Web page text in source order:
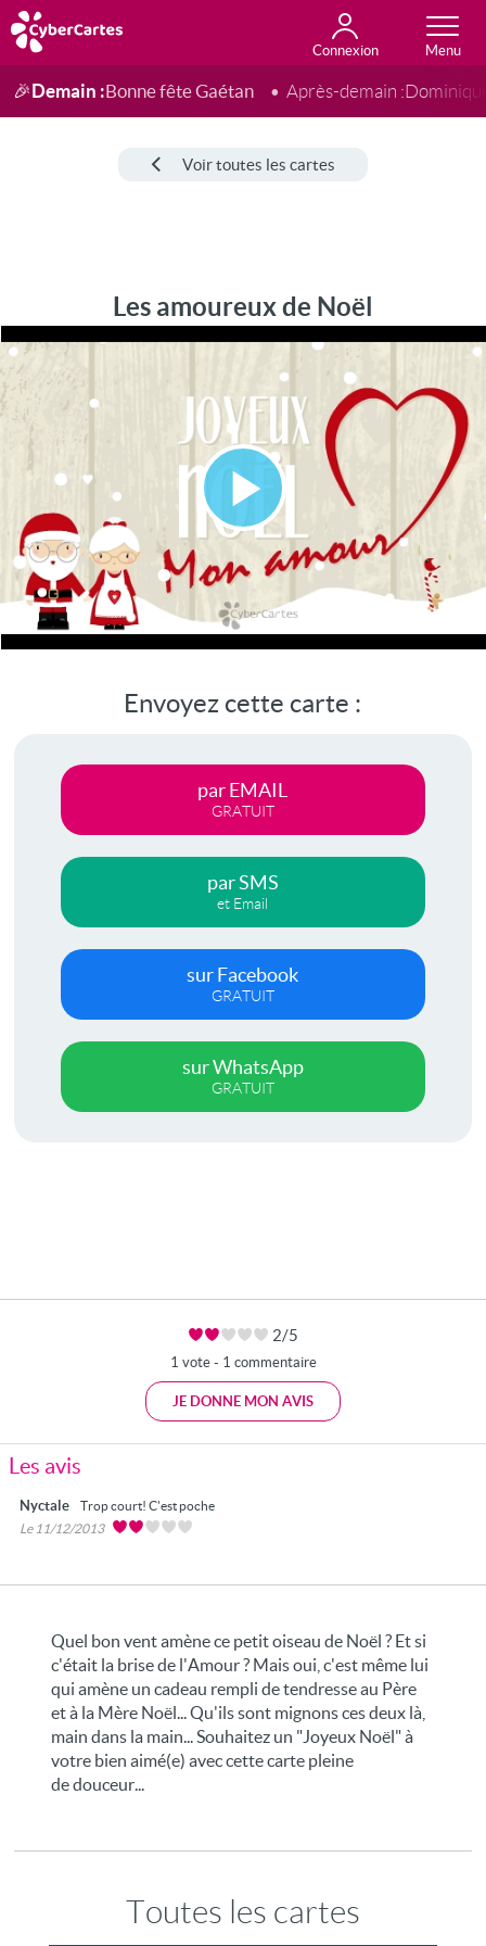
Connexion
Anniversaire
Fête du jour
Amour
Amitié
Merci
Toutes les cartes
🎉Demain :Bonne fête Gaétan Après-demain :
Voir toutes les cartes
Les amoureux de Noël
Lire
la
vidéo
Envoyez cette carte :
par EMAIL
GRATUIT
par SMS
et Email
sur Facebook
GRATUIT
sur WhatsApp
GRATUIT
2/5
1 vote - 1 commentaire
JE DONNE MON AVIS
Les avis
Nyctale
Trop court! C'est poche
Le 11/12/2013
Quel bon vent amène ce petit oiseau de Noël ? Et si
c'était la brise de l'Amour ? Mais oui, c'est même lui
qui amène un cadeau rempli de tendresse au Père
et à la Mère Noël... Qu'ils sont mignons ces deux là,
main dans la main... Souhaitez un "Joyeux Noël" à
votre bien aimé(e) avec cette carte pleine
de douceur...
Toutes les cartes